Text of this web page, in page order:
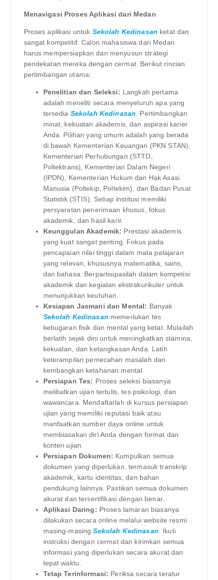
Menavigasi Proses Aplikasi dari Medan
Proses aplikasi untuk Sekolah Kedinasan ketat dan
sangat kompetitif. Calon mahasiswa dari Medan
harus mempersiapkan dan menyusun strategi
pendekatan mereka dengan cermat. Berikut rincian
pertimbangan utama:
Penelitian dan Seleksi: Langkah pertama
adalah meneliti secara menyeluruh apa yang
tersedia Sekolah Kedinasan . Pertimbangkan
minat, kekuatan akademis, dan aspirasi karier
Anda. Pilihan yang umum adalah yang berada
di bawah Kementerian Keuangan (PKN STAN),
Kementerian Perhubungan (STTD,
Poltektrans), Kementerian Dalam Negeri
(IPDN), Kementerian Hukum dan Hak Asasi
Manusia (Poltekip, Poltekim), dan Badan Pusat
Statistik (STIS). Setiap institusi memiliki
persyaratan penerimaan khusus, fokus
akademik, dan hasil karir.
Keunggulan Akademik: Prestasi akademis
yang kuat sangat penting. Fokus pada
pencapaian nilai tinggi dalam mata pelajaran
yang relevan, khususnya matematika, sains,
dan bahasa. Berpartisipasilah dalam kompetisi
akademik dan kegiatan ekstrakurikuler untuk
menunjukkan keutuhan.
Kesiapan Jasmani dan Mental: Banyak
Sekolah Kedinasan memerlukan tes
kebugaran fisik dan mental yang ketat. Mulailah
berlatih sejak dini untuk meningkatkan stamina,
kekuatan, dan ketangkasan Anda. Latih
keterampilan pemecahan masalah dan
kembangkan ketahanan mental.
Persiapan Tes: Proses seleksi biasanya
melibatkan ujian tertulis, tes psikologi, dan
wawancara. Mendaftarlah di kursus persiapan
ujian yang memiliki reputasi baik atau
manfaatkan sumber daya online untuk
membiasakan diri Anda dengan format dan
konten ujian.
Persiapan Dokumen: Kumpulkan semua
dokumen yang diperlukan, termasuk transkrip
akademik, kartu identitas, dan bahan
pendukung lainnya. Pastikan semua dokumen
akurat dan tersertifikasi dengan benar.
Aplikasi Daring: Proses lamaran biasanya
dilakukan secara online melalui website resmi
masing-masingSekolah Kedinasan . Ikuti
instruksi dengan cermat dan kirimkan semua
informasi yang diperlukan secara akurat dan
tepat waktu.
Tetap Terinformasi: Periksa secara teratur